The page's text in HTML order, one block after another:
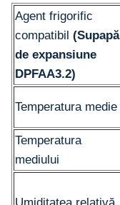
Agent frigorific
compatibil (Supapă
de expansiune
DPFAA3.2)
Temperatura medie
Temperatura
mediului